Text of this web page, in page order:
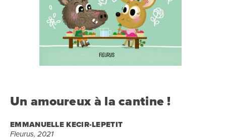
Un amoureux à la cantine !
EMMANUELLE KECIR-LEPETIT
Fleurus, 2021